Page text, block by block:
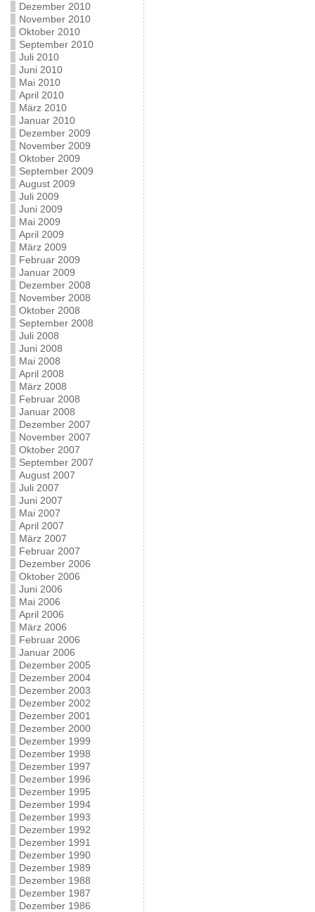
Dezember 2010
November 2010
Oktober 2010
September 2010
Juli 2010
Juni 2010
Mai 2010
April 2010
März 2010
Januar 2010
Dezember 2009
November 2009
Oktober 2009
September 2009
August 2009
Juli 2009
Juni 2009
Mai 2009
April 2009
März 2009
Februar 2009
Januar 2009
Dezember 2008
November 2008
Oktober 2008
September 2008
Juli 2008
Juni 2008
Mai 2008
April 2008
März 2008
Februar 2008
Januar 2008
Dezember 2007
November 2007
Oktober 2007
September 2007
August 2007
Juli 2007
Juni 2007
Mai 2007
April 2007
März 2007
Februar 2007
Dezember 2006
Oktober 2006
Juni 2006
Mai 2006
April 2006
März 2006
Februar 2006
Januar 2006
Dezember 2005
Dezember 2004
Dezember 2003
Dezember 2002
Dezember 2001
Dezember 2000
Dezember 1999
Dezember 1998
Dezember 1997
Dezember 1996
Dezember 1995
Dezember 1994
Dezember 1993
Dezember 1992
Dezember 1991
Dezember 1990
Dezember 1989
Dezember 1988
Dezember 1987
Dezember 1986